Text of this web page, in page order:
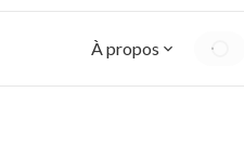
À propos